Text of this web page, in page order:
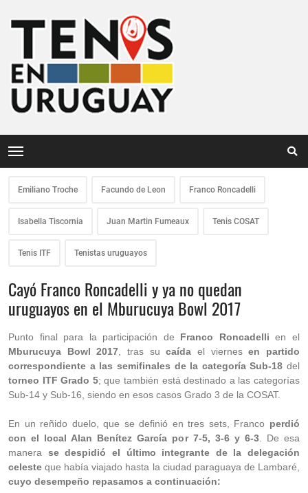
Emiliano Troche Facundo de Leon Franco Roncadelli
Isabella Tiscornia Juan Martin Fumeaux Tenis COSAT
Tenis ITF Tenistas uruguayos
Cayó Franco Roncadelli y ya no quedan
uruguayos en el Mburucuya Bowl 2017
Punto final para la participación de Franco Roncadelli en el
Mburucuya Bowl 2017 , tras sucaída el viernesen partido
correspondiente a las semifinales de la categoría Sub-18 del
torneo ITF Grado 5; que también está destinado a las categorías
Sub-14 y Sub-16, siendo en esos casos Grado 3 de la COSAT.
En un reñido duelo, que se definió en tres sets, Franco perdió
con el local Alan Benítez García por 7-5, 3-6 y 6-3. De esa
manera se despidió el último integrante de la delegación
celeste que había viajado hasta la ciudad paraguaya de Lambaré,
cuyo desempeño repasamos a continuación: